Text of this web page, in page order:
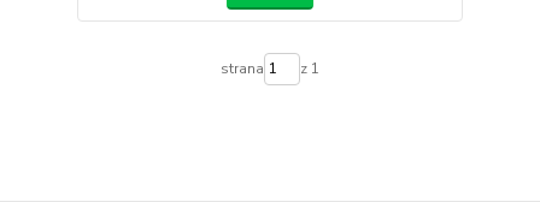
strana z 1